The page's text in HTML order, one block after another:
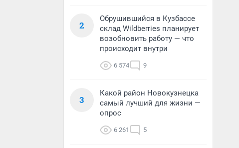
2
Обрушившийся в Кузбассе
склад Wildberries планирует
возобновить работу — что
происходит внутри
6 574 9
3
Какой район Новокузнецка
самый лучший для жизни —
опрос
6 261 5